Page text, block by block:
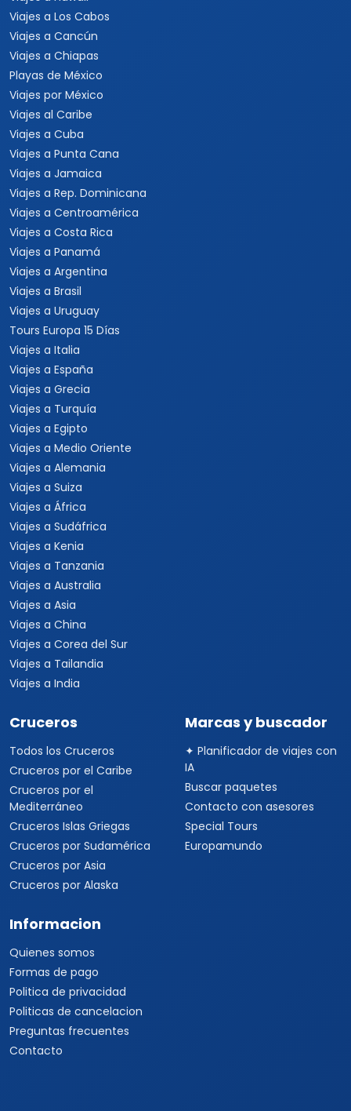
Viajes a Los Cabos
Viajes a Cancún
Viajes a Chiapas
Playas de México
Viajes por México
Viajes al Caribe
Viajes a Cuba
Viajes a Punta Cana
Viajes a Jamaica
Viajes a Rep. Dominicana
Viajes a Centroamérica
Viajes a Costa Rica
Viajes a Panamá
Viajes a Argentina
Viajes a Brasil
Viajes a Uruguay
Tours Europa 15 Días
Viajes a Italia
Viajes a España
Viajes a Grecia
Viajes a Turquía
Viajes a Egipto
Viajes a Medio Oriente
Viajes a Alemania
Viajes a Suiza
Viajes a África
Viajes a Sudáfrica
Viajes a Kenia
Viajes a Tanzania
Viajes a Australia
Viajes a Asia
Viajes a China
Viajes a Corea del Sur
Viajes a Tailandia
Viajes a India
Cruceros
Todos los Cruceros
Cruceros por el Caribe
Cruceros por el
Mediterráneo
Cruceros Islas Griegas
Cruceros por Sudamérica
Cruceros por Asia
Cruceros por Alaska
Marcas y buscador
✦ Planificador de viajes con
IA
Buscar paquetes
Contacto con asesores
Special Tours
Europamundo
Informacion
Quienes somos
Formas de pago
Politica de privacidad
Politicas de cancelacion
Preguntas frecuentes
Contacto